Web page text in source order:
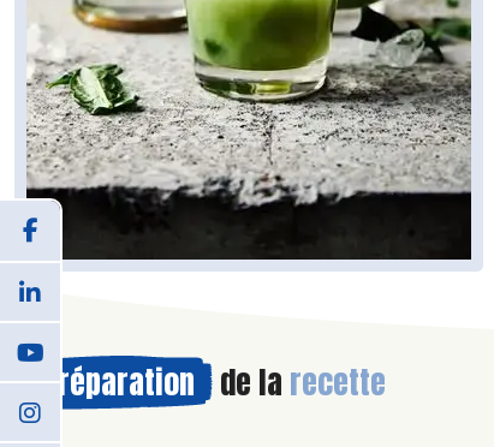
Préparation de la recette